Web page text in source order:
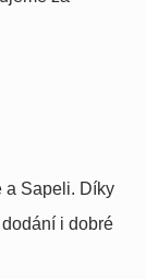
a Sapeli. Díky
i dobré